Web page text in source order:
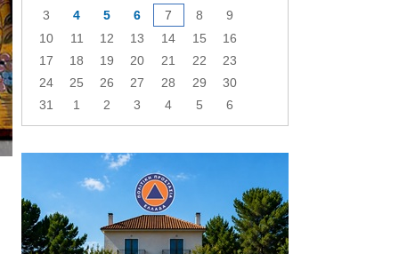
3
4 5 6 7 8
9
10
11 12 13 14 15
16
17
18 19 20 21 22
23
24
25 26 27 28 29
30
31
1 2 3 4 5 6